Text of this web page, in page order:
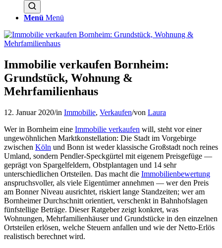
Menü Menü
Immobilie verkaufen Bornheim:
Grundstück, Wohnung &
Mehrfamilienhaus
12. Januar 2020/in Immobilie, Verkaufen/von Laura
Wer in Bornheim eine Immobilie verkaufen will, steht vor einer
ungewöhnlichen Marktkonstellation: Die Stadt im Vorgebirge
zwischen Köln und Bonn ist weder klassische Großstadt noch reines
Umland, sondern Pendler-Speckgürtel mit eigenem Preisgefüge —
geprägt von Spargelfeldern, Obstplantagen und 14 sehr
unterschiedlichen Ortsteilen. Das macht die Immobilienbewertung
anspruchsvoller, als viele Eigentümer annehmen — wer den Preis
am Bonner Niveau ausrichtet, riskiert lange Standzeiten; wer am
Bornheimer Durchschnitt orientiert, verschenkt in Bahnhofslagen
fünfstellige Beträge. Dieser Ratgeber zeigt konkret, was
Wohnungen, Mehrfamilienhäuser und Grundstücke in den einzelnen
Ortsteilen erlösen, welche Steuern anfallen und wie der Netto-Erlös
realistisch berechnet wird.